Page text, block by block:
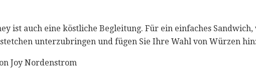
ist auch eine köstliche Begleitung. Für ein einfaches
unterzubringen und fügen Sie Ihre Wahl von Würzen
Joy Nordenstrom